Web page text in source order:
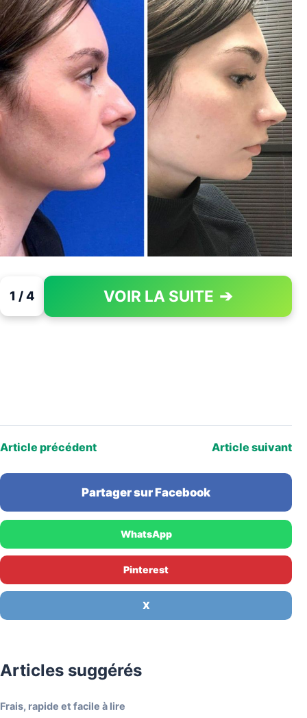
1 / 4 VOIR LA SUITE ➔
PAGE 1 OF 4
Article précédent Article suivant
Partager sur Facebook
WhatsApp
Pinterest
X
Articles suggérés
Frais, rapide et facile à lire